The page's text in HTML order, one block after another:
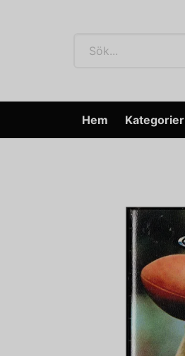
Hem Kategorier